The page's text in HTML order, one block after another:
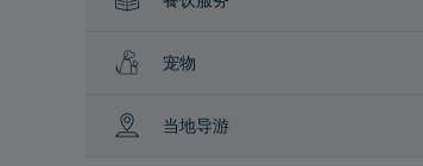
宠物
当地导游